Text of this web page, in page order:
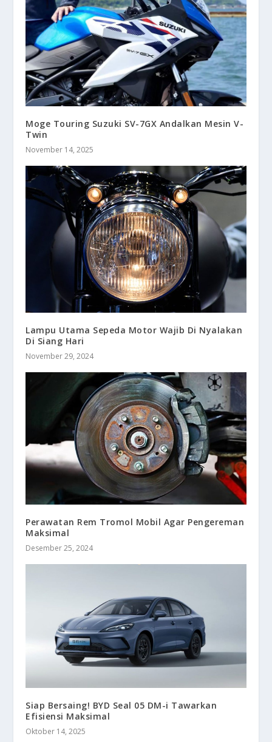
Moge Touring Suzuki SV-7GX Andalkan Mesin V-
Twin
November 14, 2025
Lampu Utama Sepeda Motor Wajib Di Nyalakan
Di Siang Hari
November 29, 2024
Perawatan Rem Tromol Mobil Agar Pengereman
Maksimal
Desember 25, 2024
Siap Bersaing! BYD Seal 05 DM-i Tawarkan
Efisiensi Maksimal
Oktober 14, 2025